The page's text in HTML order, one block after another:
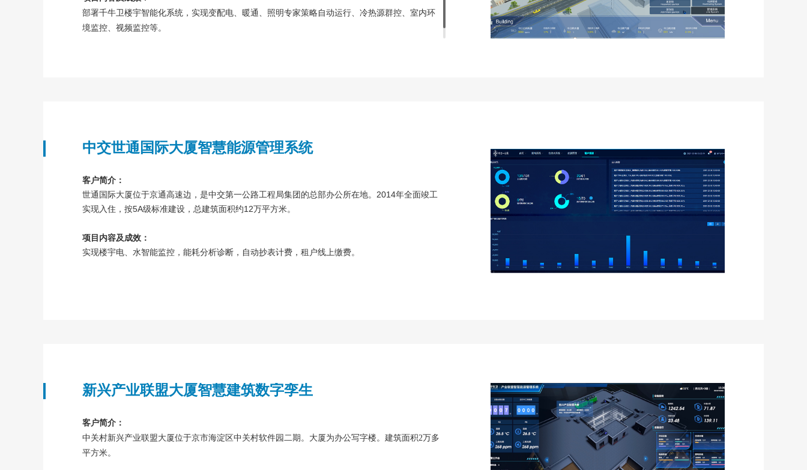
部署千牛卫楼宇智能化系统，实现变配电、暖通、照明专家策略自动运行、冷热源群控、室内环
境监控、视频监控等。
中交世通国际大厦智慧能源管理系统
客户简介：
世通国际大厦位于京通高速边，是中交第一公路工程局集团的总部办公所在地。2014年全面竣工
实现入住，按5A级标准建设，总建筑面积约12万平方米。
项目内容及成效：
实现楼宇电、水智能监控，能耗分析诊断，自动抄表计费，租户线上缴费。
新兴产业联盟大厦智慧建筑数字孪生
客户简介：
中关村新兴产业联盟大厦位于京市海淀区中关村软件园二期。大厦为办公写字楼。建筑面积2万多
平方米。